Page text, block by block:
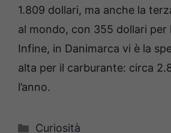
1.809 dollari, ma anche la
al mondo, con 355 dollari per
Infine, in Danimarca vi è la
alta per il carburante: circa
l’anno.
Categorie
Curiosità